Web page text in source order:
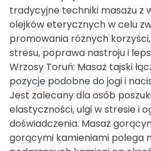
tradycyjne techniki masażu z
olejków eterycznych w celu
promowania różnych
stresu, poprawa nastroju i
Wrzosy Toruń: Masaż tajski
pozycje podobne do jogi i
Jest zalecany dla osób
elastyczności, ulgi w stresie i
doświadczenia. Masaż
gorącymi kamieniami polega